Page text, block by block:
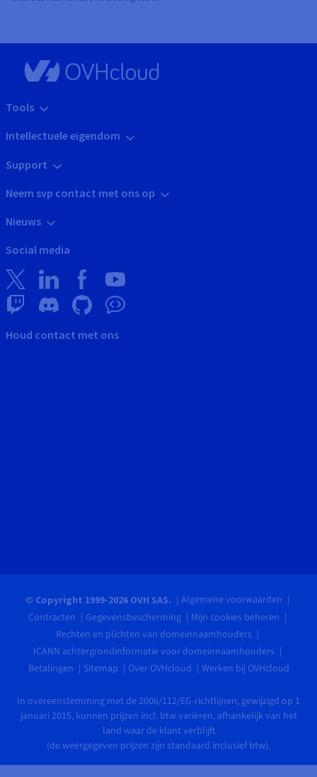
Tools
Intellectuele eigendom
Support
Neem svp contact met ons op
Nieuws
Social media
Houd contact met ons
© Copyright 1999-2026 OVH SAS.
Algemene voorwaarden
Contracten
Gegevensbescherming
Mijn cookies beheren
Rechten en plichten van domeinnaamhouders
ICANN achtergrondinformatie voor domeinnaamhouders
Betalingen
Sitemap Over OVHcloud Werken bij OVHcloud
In overeenstemming met de 2006/112/EG-richtlijnen, gewijzigd op 1
januari 2015, kunnen prijzen incl. btw variëren, afhankelijk van het
land waar de klant verblijft
(de weergegeven prijzen zijn standaard inclusief btw).